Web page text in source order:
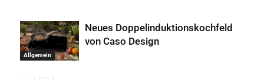
Allgemein
Neues Doppelinduktionskochfeld
von Caso Design